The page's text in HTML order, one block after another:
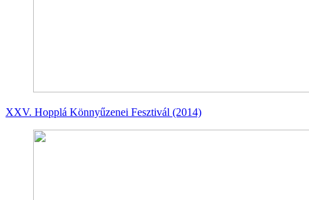
XXV. Hopplá Könnyűzenei Fesztivál (2014)